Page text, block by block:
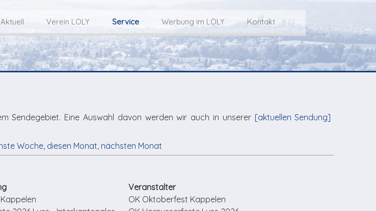
Aktuell
Willkommen bei LOLY – «Hie
bini deheim»
Aktuell
Gottesdienste Online
Nächste Events
Verein LOLY
Der Fernseh-Verein
Macher
Redaktionsgebiet
Lokalfernsehen (VJ)
Service
Service
Sendungs-Archiv
Agenda
LOLY-Shop
Flos Chuchichäschtli
Werbung im LOLY
Werbung im LOLY
Die Fakts rund um
Lokalfernseh-Werbung
Unsere ProduzentInnen
Kontakt
Kontakt zu LOLY
weitere
Kontaktmöglichkeiten